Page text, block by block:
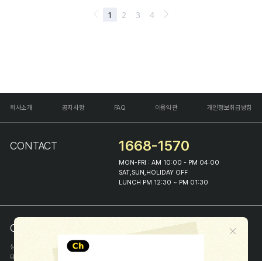
회사소개 공지사항 FAQ 이용약관 개인정보취급방침
CONTACT 1668-1570
MON-FRI : AM 10:00 - PM 04:00
SAT,SUN,HOLIDAY OFF
LUNCH PM 12:30 ~ PM 01:30
COMPANY INFO
상호
(주)해피프린스
대표